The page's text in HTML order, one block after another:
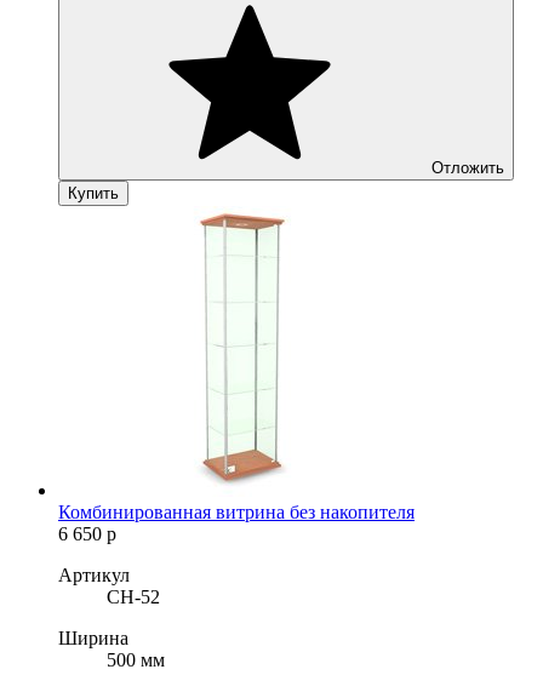
Отложить
Купить
Комбинированная витрина без накопителя
6 650 р
Артикул
CH-52
Ширина
500 мм